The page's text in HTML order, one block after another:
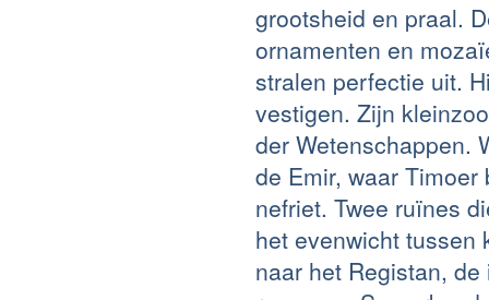
grootsheid en praal.
ornamenten en
stralen perfectie uit.
vestigen. Zijn
der Wetenschappen.
de Emir, waar
nefriet. Twee ruïnes
het evenwicht tussen
naar het Registan,